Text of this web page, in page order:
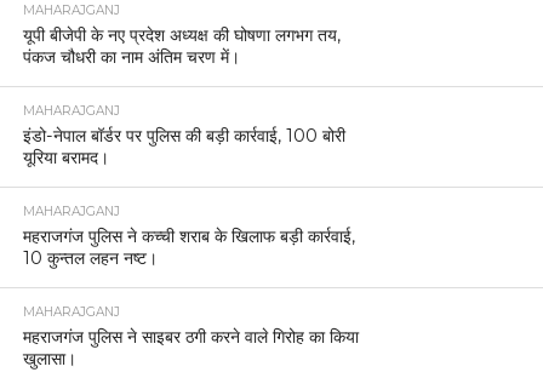
MAHARAJGANJ
यूपी बीजेपी के नए प्रदेश अध्यक्ष की घोषणा लगभग तय,
पंकज चौधरी का नाम अंतिम चरण में।
MAHARAJGANJ
इंडो-नेपाल बॉर्डर पर पुलिस की बड़ी कार्रवाई, 100 बोरी
यूरिया बरामद।
MAHARAJGANJ
महराजगंज पुलिस ने कच्ची शराब के खिलाफ बड़ी कार्रवाई,
10 कुन्तल लहन नष्ट।
MAHARAJGANJ
महराजगंज पुलिस ने साइबर ठगी करने वाले गिरोह का किया
खुलासा।